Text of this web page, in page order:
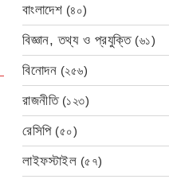
বাংলাদেশ (৪০)
বিজ্ঞান, তথ্য ও প্রযুক্তি(৬১)
বিনোদন (২৫৬)
রাজনীতি(১২৩)
রেসিপি(৫০)
লাইফস্টাইল (৫৭)